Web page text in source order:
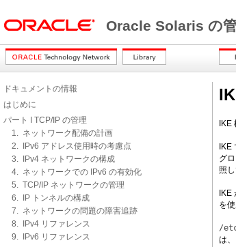
Oracle Solaris の
ドキュメントの情報
はじめに
パート I TCP/IP の管理
1. ネットワーク配備の計画
2. IPv6 アドレス使用時の考慮点
3. IPv4 ネットワークの構成
4. ネットワークでの IPv6 の有効化
5. TCP/IP ネットワークの管理
6. IP トンネルの構成
7. ネットワークの問題の障害追跡
8. IPv4 リファレンス
9. IPv6 リファレンス
グ
照
を
/
は